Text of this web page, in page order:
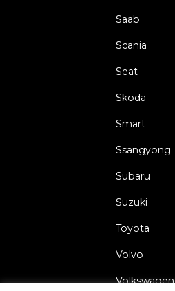
Saab
Scania
Seat
Skoda
Smart
Ssangyong
Subaru
Suzuki
Toyota
Volvo
Volkswagen